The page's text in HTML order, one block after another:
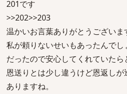
201です
>>202>>203
温かいお言葉ありがとうございま
私が頼りないせいもあったんで
だったので安心してくれていたら
恩送りとは少し違うけど恩返し
ありますね。